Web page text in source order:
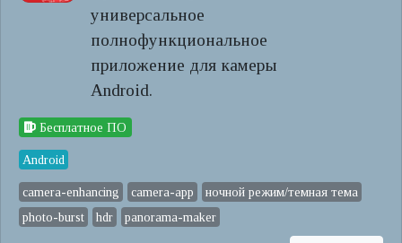
универсальное
полнофункциональное
приложение для камеры
Android.
Бесплатное ПО
Android
camera-enhancing camera-app
ночной режим/темная тема
photo-burst
hdr panorama-maker